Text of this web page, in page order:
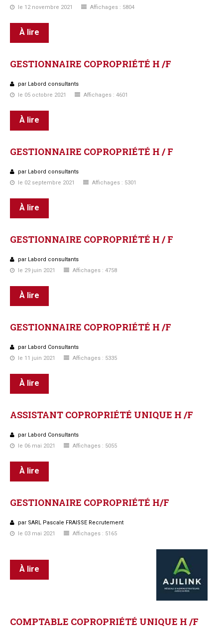
le 12 novembre 2021
Affichages : 5804
À lire
GESTIONNAIRE COPROPRIÉTÉ H /F
par Labord consultants
le 05 octobre 2021
Affichages : 4601
À lire
GESTIONNAIRE COPROPRIÉTÉ H / F
par Labord consultants
le 02 septembre 2021
Affichages : 5301
À lire
GESTIONNAIRE COPROPRIÉTÉ H / F
par Labord consultants
le 29 juin 2021
Affichages : 4758
À lire
GESTIONNAIRE COPROPRIÉTÉ H /F
par Labord Consultants
le 11 juin 2021
Affichages : 5335
À lire
ASSISTANT COPROPRIÉTÉ UNIQUE H /F
par Labord Consultants
le 06 mai 2021
Affichages : 5055
À lire
GESTIONNAIRE COPROPRIÉTÉ H/F
par SARL Pascale FRAISSE Recrutement
le 03 mai 2021
Affichages : 5165
À lire
COMPTABLE COPROPRIÉTÉ UNIQUE H /F